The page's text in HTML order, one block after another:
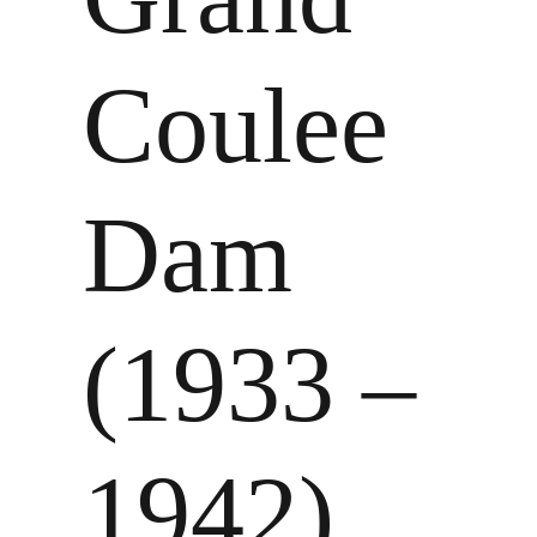
Coulee
Dam
(1933 –